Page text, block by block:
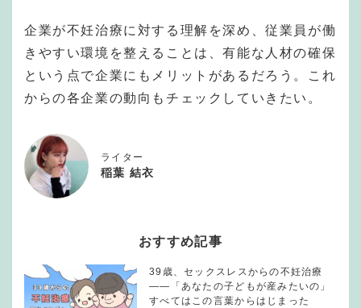
企業が不妊治療に対する理解を深め、従業員が働
きやすい環境を整えることは、有能な人材の確保
という点で企業にもメリットがあるだろう。これ
からの各企業の動向もチェックしていきたい。
ライター
稲葉 結衣
おすすめ記事
39歳、セックスレスからの不妊治療
——「あなたの子どもが産みたいの」
すべてはこの言葉からはじまった